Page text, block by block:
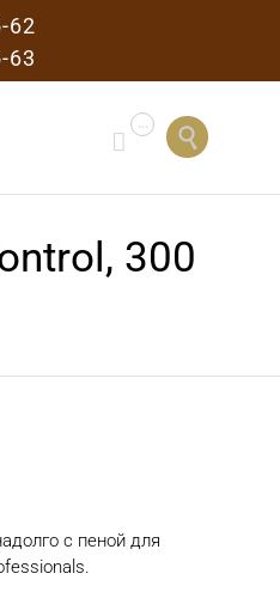
62
63
 
300
с пеной для